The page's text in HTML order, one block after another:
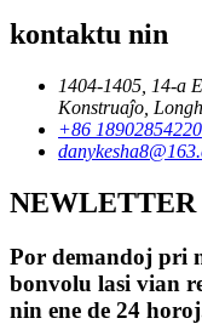
kontaktu nin
1404-1405, 14-a
Konstruaĵo,
+86 18902854220
NEWLETTER
Por demandoj pri
bonvolu lasi vian
nin ene de 24